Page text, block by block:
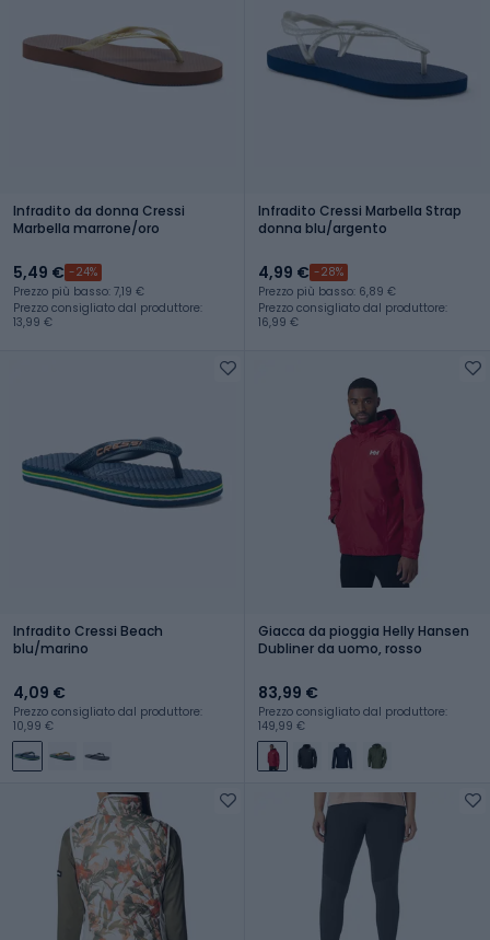
Infradito da donna Cressi
Marbella marrone/oro
5,49 € -24%
Prezzo più basso: 7,19 €
Prezzo consigliato dal produttore:
13,99 €
Infradito Cressi Marbella Strap
donna blu/argento
4,99 € -28%
Prezzo più basso: 6,89 €
Prezzo consigliato dal produttore:
16,99 €
Infradito Cressi Beach
blu/marino
4,09 €
Prezzo consigliato dal produttore:
10,99 €
Giacca da pioggia Helly Hansen
Dubliner da uomo, rosso
83,99 €
Prezzo consigliato dal produttore:
149,99 €